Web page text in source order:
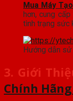
Mua Máy
hơn, cung
tình trạng sức
Hướng dẫn
3. Giới
Chính